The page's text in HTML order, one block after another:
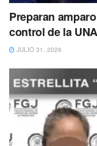
Preparan
control de la
JULIO 31, 2026